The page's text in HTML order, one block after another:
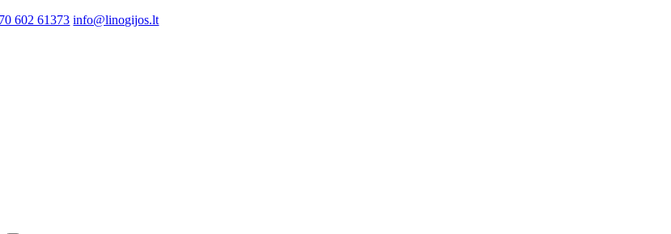
Skip
602 61373 info@linogijos.lt